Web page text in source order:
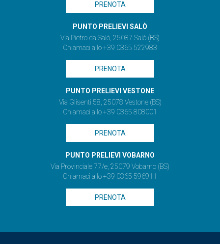
PRENOTA
PUNTO PRELIEVI SALÒ
Via Pietro da Salò, 25087 Salò (BS)
Chiamaci allo +39 0365 522983
PRENOTA
PUNTO PRELIEVI VESTONE
Via Glisenti 58, 25078 Vestone (BS)
Chiamaci allo +39 0365 808001
PRENOTA
PUNTO PRELIEVI VOBARNO
Via Provinciale 77/e, 25079 Vobarno (BS)
Chiamaci allo +39 0365 596911
PRENOTA